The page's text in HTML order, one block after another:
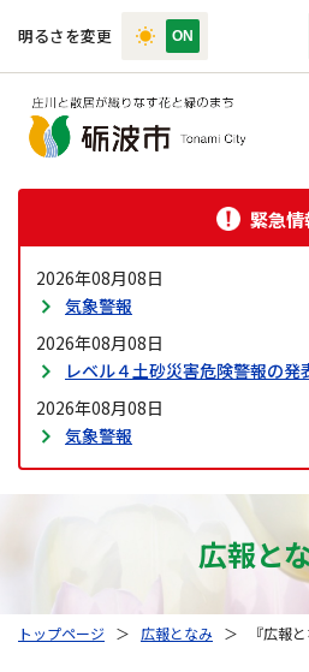
明るさを変更
緊急情
2026年08月08日
気象警報
2026年08月08日
レベル４土砂災害危険警報の
2026年08月08日
気象警報
広報と
トップページ ＞ 広報となみ ＞ 『広報